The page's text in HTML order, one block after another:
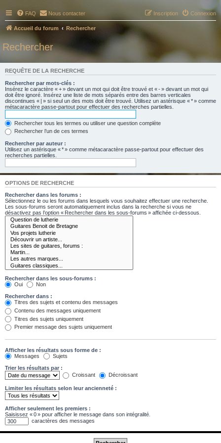
FAQ Nous contacter Connexion
Inscription
Accueil du forum Rechercher
Rechercher
REQUÊTE DE LA RECHERCHE
Rechercher par mots-clés :
Insérez le caractère « + » devant un mot qui doit être trouvé et « - » devant un mot qui
doit être ignoré. Insérez une liste de mots séparés entre des barres verticales
discontinues « | » si seul un des mots doit être trouvé. Utilisez un astérisque « * » comme
métacaractère passe-partout pour effectuer des recherches partielles.
Rechercher tous les termes ou utiliser une question complète
Rechercher l’un de ces termes
Rechercher par auteur :
Utilisez un astérisque « * » comme métacaractère passe-partout pour effectuer des
recherches partielles.
OPTIONS DE RECHERCHE
Rechercher dans les forums :
Sélectionnez le ou les forums dans lesquels vous souhaitez effectuer une recherche.
Les sous-forums seront automatiquement inclus dans la recherche si vous ne
désactivez pas l’option « Rechercher dans les sous-forums » affichée ci-dessous.
Rechercher dans les sous-forums :
Oui
Non
Rechercher dans :
Titres des sujets et contenu des messages
Contenu des messages uniquement
Titres des sujets uniquement
Premier message des sujets uniquement
Afficher les résultats sous forme de :
Messages
Sujets
Trier les résultats par :
Croissant
Décroissant
Limiter les résultats selon leur ancienneté :
Afficher seulement les premiers :
Saisissez « 0 » pour afficher le message dans son intégralité.
caractères des messages